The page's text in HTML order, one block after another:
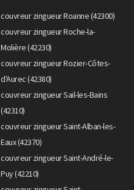
couvreur zingueur Roanne (42300)
couvreur zingueur Roche-la-
Molière (42230)
couvreur zingueur Rozier-Côtes-
d'Aurec (42380)
couvreur zingueur Sail-les-Bains
(42310)
couvreur zingueur Saint-Alban-les-
Eaux (42370)
couvreur zingueur Saint-André-le-
Puy (42210)